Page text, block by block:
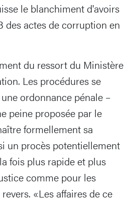
le blanchiment d'avoirs
des actes de corruption en
du ressort du Ministère
Les procédures se
ordonnance pénale –
peine proposée par le
formellement sa
un procès potentiellement
fois plus rapide et plus
comme pour les
«Les affaires de ce